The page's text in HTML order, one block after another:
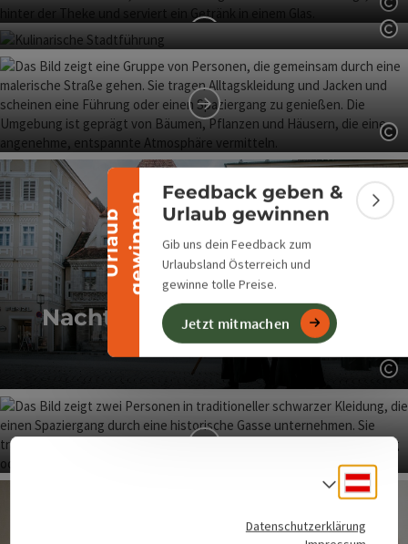
U
r
l
a
u
b
g
e
w
i
n
n
en
Banner einklappen
Feedback geben &
Urlaub gewinnen
Gib uns dein Feedback zum
Urlaubsland Österreich und
gewinne tolle Preise.
Jetzt mitmachen
Bierverkostung
mit dem Biersommelier
Herrentrunk &
Kaffeekränzchen
KulturGenuss am
Zusammenfluss
Nachtwächter Dine-around
für Einzelpersonen
Nachtwächter Dine-around
Datenschutzerklärung